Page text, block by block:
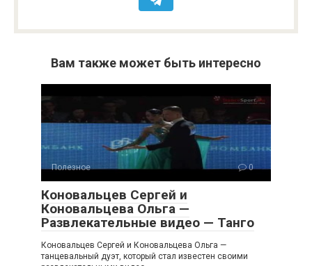
Вам также может быть интересно
Полезное 0
Коновальцев Сергей и
Коновальцева Ольга —
Развлекательные видео — Танго
Коновальцев Сергей и Коновальцева Ольга —
танцевальный дуэт, который стал известен своими